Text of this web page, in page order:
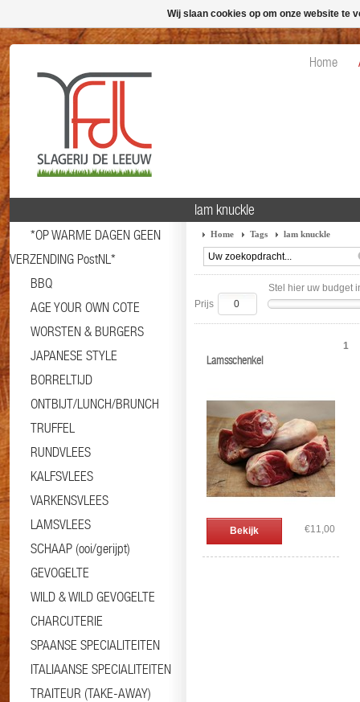
Home
*OP WARME DAGEN GEEN
VERZENDING PostNL*
BBQ
AGE YOUR OWN COTE
WORSTEN & BURGERS
JAPANESE STYLE
BORRELTIJD
ONTBIJT/LUNCH/BRUNCH
TRUFFEL
RUNDVLEES
KALFSVLEES
VARKENSVLEES
LAMSVLEES
SCHAAP (ooi/gerijpt)
GEVOGELTE
WILD & WILD GEVOGELTE
CHARCUTERIE
SPAANSE SPECIALITEITEN
ITALIAANSE SPECIALITEITEN
TRAITEUR (TAKE-AWAY)
lam knuckle
Home Tags lam knuckle
Stel hier uw budget
Prijs
Lamsschenkel
Bekijk €11,00
1
Wij slaan cookies op om onze website te